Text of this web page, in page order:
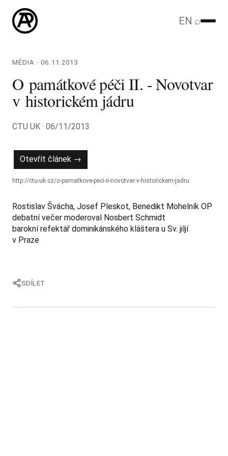
EN ⌕
MÉDIA · 06.11.2013
O památkové péči II. - Novotvar
v historickém jádru
CTU UK · 06/11/2013
Otevřít článek →
http://ctu-uk.cz/o-pamatkove-peci-ii-novotvar-v-historickem-jadru
Rostislav Švácha, Josef Pleskot, Benedikt Mohelník OP
debatní večer moderoval Nosbert Schmidt
barokní refektář dominikánského kláštera u Sv. jiljí
v Praze
SDÍLET